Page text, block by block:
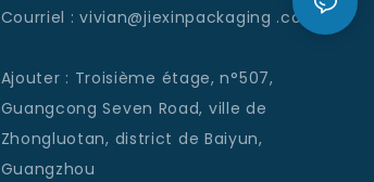
Courriel : vivian@jiexinpackaging .com
Ajouter : Troisième étage, n°507,
Guangcong Seven Road, ville de
Zhongluotan, district de Baiyun,
Guangzhou